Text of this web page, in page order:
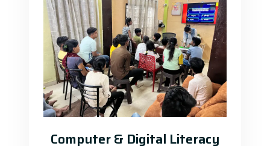
Computer & Digital Literacy